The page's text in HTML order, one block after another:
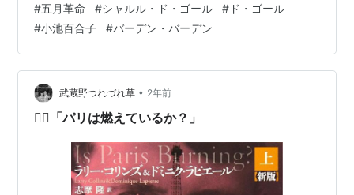
前の由来となった人物だ。あるいは、原子力空母の名前
としてもよく知られている。ド・ゴールは1890年生ま
れ、軍人として知識と経験を積み、フランス軍最年少の
49歳で少将となり、第二次世界大戦中1940年にパリが陥
落するとロンドンで亡命政府「自由フランス」を結成
し、44年には連合軍とパリを奪還する。戦…
#五月革命 #シャルル・ド・ゴール # ド・ゴール
#小池百合子 #バーデン・バーデン
武蔵野つれづれ草 • 2年前
🙋‍♂️「パリは燃えているか？」